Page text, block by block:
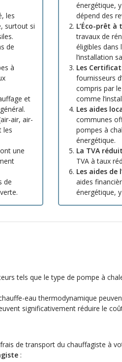
les
surtout si
de
à
et
air, air-
les
une
de
énergétique,
dépend des
L’Éco-prêt à
travaux de
éligibles
l’installation
Les
fournisseurs
compris par
comme
Les aides
communes
pompes à
énergétique.
La TVA
TVA à taux
Les aides de
aides
énergétique,
tels que le type de pompe à
eau thermodynamique
significativement réduire le
de transport du chauffagiste à
: